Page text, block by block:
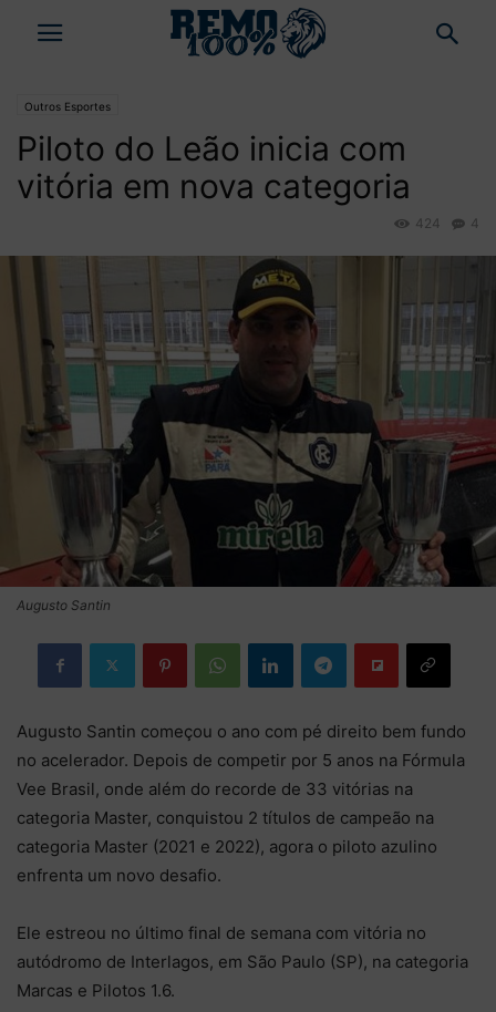
Outros Esportes
Piloto do Leão inicia com
vitória em nova categoria
4
424
Augusto Santin
Augusto Santin começou o ano com pé direito bem fundo
no acelerador. Depois de competir por 5 anos na Fórmula
Vee Brasil, onde além do recorde de 33 vitórias na
categoria Master, conquistou 2 títulos de campeão na
categoria Master (2021 e 2022), agora o piloto azulino
enfrenta um novo desafio.
Ele estreou no último final de semana com vitória no
autódromo de Interlagos, em São Paulo (SP), na categoria
Marcas e Pilotos 1.6.